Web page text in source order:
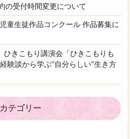
の受付時間変更について
童生徒作品コンクール 作品募集に
きこもり講演会「ひきこもりも
験談から学ぶ“自分らしい”生き方
カテゴリー